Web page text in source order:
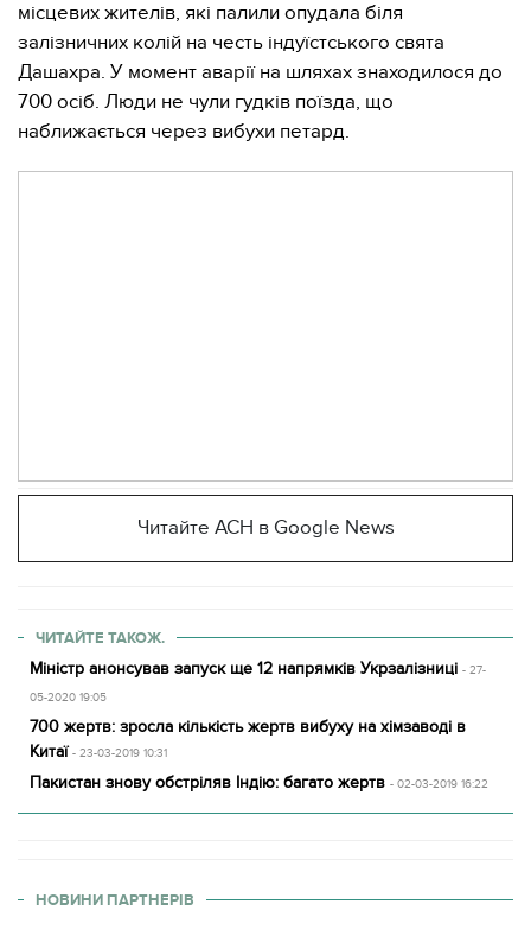
місцевих жителів, які палили опудала біля
залізничних колій на честь індуїстського свята
Дашахра. У момент аварії на шляхах знаходилося до
700 осіб. Люди не чули гудків поїзда, що
наближається через вибухи петард.
Читайте АСН в Google News
ЧИТАЙТЕ ТАКОЖ.
Міністр анонсував запуск ще 12 напрямків Укрзалізниці - 27-
05-2020 19:05
700 жертв: зросла кількість жертв вибуху на хімзаводі в
Китаї - 23-03-2019 10:31
Пакистан знову обстріляв Індію: багато жертв - 02-03-2019 16:22
НОВИНИ ПАРТНЕРІВ